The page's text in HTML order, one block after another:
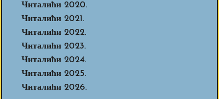
Читалићи 2020.
Читалићи 2021.
Читалићи 2022.
Читалићи 2023.
Читалићи 2024.
Читалићи 2025.
Читалићи 2026.